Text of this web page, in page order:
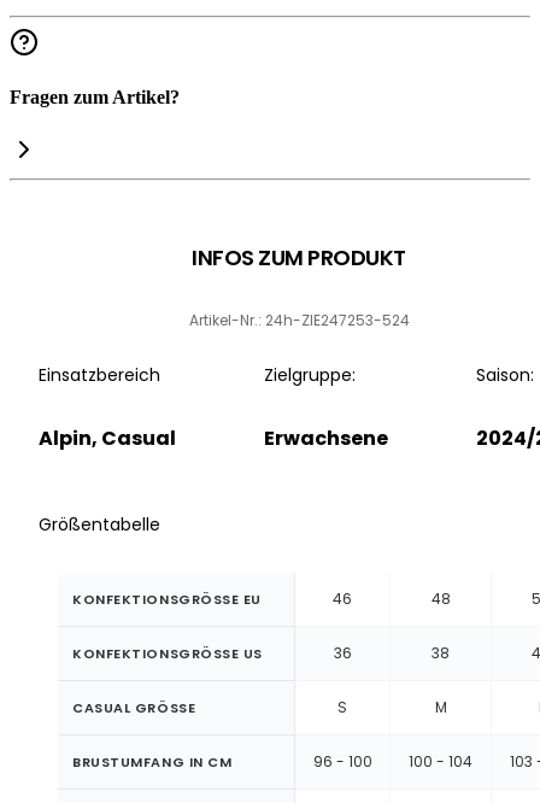
Fragen zum Artikel?
INFOS ZUM PRODUKT
Artikel-Nr.: 24h-ZIE247253-524
Einsatzbereich
Alpin, Casual
Zielgruppe:
Erwachsene
Saison:
2024/
Größentabelle
KONFEKTIONSGRÖSSE EU 46 48
KONFEKTIONSGRÖSSE US 36 38
CASUAL GRÖSSE S M
BRUSTUMFANG IN CM 96 - 100 100 - 104 103